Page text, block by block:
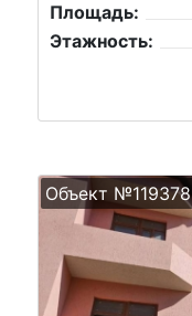
Площадь:
Этажность:
Объект №119378